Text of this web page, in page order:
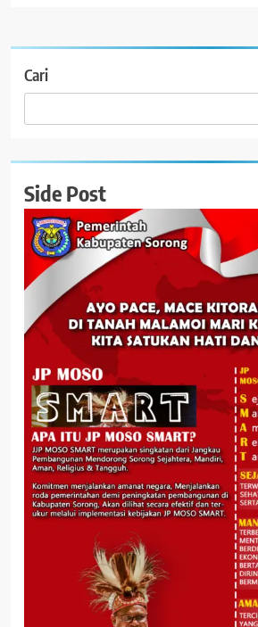
Cari
Side Post